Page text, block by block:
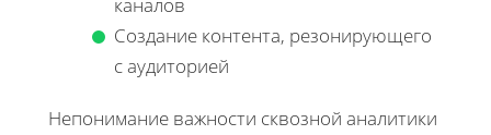
Создание контента, резонирующего
с аудиторией
Непонимание важности сквозной аналитики